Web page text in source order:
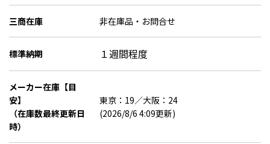
三商在庫 非在庫品・お問合せ
標準納期 １週間程度
メーカー在庫【目
安】
（在庫数最終更新日
時）
東京：19／大阪：24
(2026/8/6 4:09更新)